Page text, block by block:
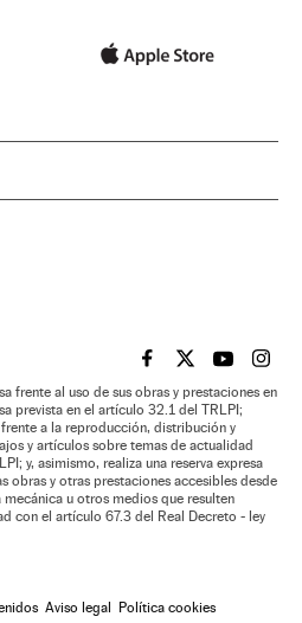
EL PAÍS BRASIL EN
EL PAÍSEL PAÍS
EL
frente al uso de sus obras y prestaciones en
prevista en el artículo 32.1 del TRLPI;
a la reproducción, distribución y
y artículos sobre temas de actualidad
y, asimismo, realiza una reserva expresa
obras y otras prestaciones accesibles desde
u otros medios que resulten
con el artículo 67.3 del Real Decreto - ley
Aviso legal Política cookies